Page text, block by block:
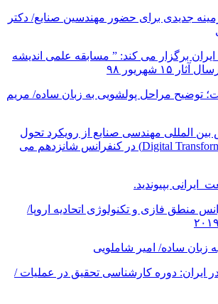
جدیدی برای حضور مهندسین صنایع/ دکتر
برگزار می کند: ” مسابقه علمی اندیشه
۱۵ شهریور ۹۸
توضیح مراحل پولشویی به زبان ساده/ مریم
المللی مهندسی صنایع از رویکرد تحول
دیجیتال (Digital Transformation) در کنفرانس شانزدهم می
بپیوندید.
منطق فازی و تکنولوژی اتحادیه اروپا/
زبان ساده/ امیر شاملویی
ایران: دوره کارشناسی تحقیق در عملیات /